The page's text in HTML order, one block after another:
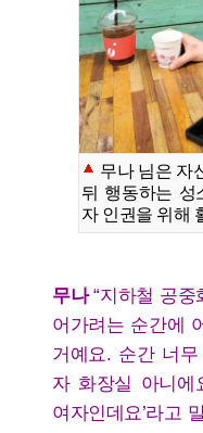
무나 님은 자
뒤 행동하는 성
자 인권을 위해
무나“지하철 공중
어가려는 순간에
거예요. 순간 너
자 화장실 아니에
여자인데요’라고